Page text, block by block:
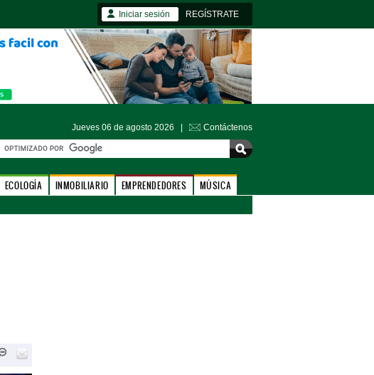
Iniciar sesión REGÍSTRATE
Jueves 06 de agosto 2026 | Contáctenos
ECOLOGÍA INMOBILIARIO EMPRENDEDORES MÚSICA